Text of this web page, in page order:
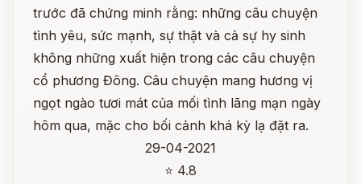
trước đã chứng minh rằng: những câu chuyện
tình yêu, sức mạnh, sự thật và cả sự hy sinh
không những xuất hiện trong các câu chuyện
cổ phương Đông. Câu chuyện mang hương vị
ngọt ngào tươi mát của mối tình lãng mạn ngày
hôm qua, mặc cho bối cảnh khá kỳ lạ đặt ra.
29-04-2021
⭐ 4.8